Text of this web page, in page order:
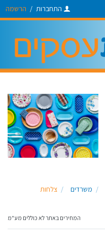
התחברות / הרשמה
משרדים צלחות
המחירים באתר לא כוללים מע"מ